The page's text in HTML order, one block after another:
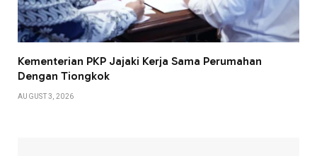
Kementerian PKP Jajaki Kerja Sama Perumahan
Dengan Tiongkok
AUGUST 3, 2026